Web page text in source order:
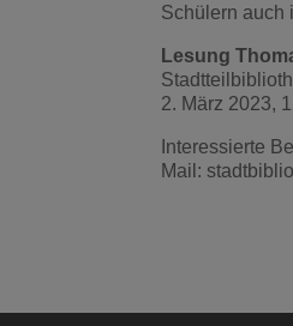
Schülern auch
Lesung
2. März 2023,
Interessierte
Mail: